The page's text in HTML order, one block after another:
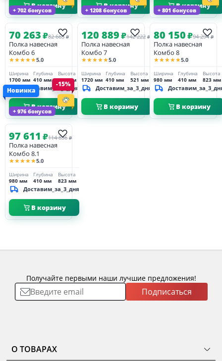
В корзину В корзину В корзину
+ 702 бонусов
70 263₽82 663 ₽
Полка навесная
Комбо 6
★★★★★5.0
Ширина
1700 мм
Глубина
410 мм
Высота
330 мм
Доставим_за_3_дня
В корзину
+ 1208 бонусов
120 889₽142 222 ₽
Полка навесная
Комбо 7
★★★★★5.0
Ширина
1720 мм
Глубина
410 мм
Высота
521 мм
Доставим_за_3_дня
В корзину
+ 801 бонусов
80 150₽94 294 ₽
Полка навесная
Комбо 8
★★★★★5.0
Ширина
980 мм
Глубина
410 мм
Высота
823 мм
В корзину
+ 976 бонусов
Новинка
-15%
97 611 ₽114 836 ₽
Полка навесная
Комбо 8.1
★★★★★5.0
Ширина
980 мм
Глубина
410 мм
Высота
823 мм
Доставим_за_3_дня
В корзину
Получайте первыми наши лучшие предложения!
Подписаться
О ТОВАРАХ